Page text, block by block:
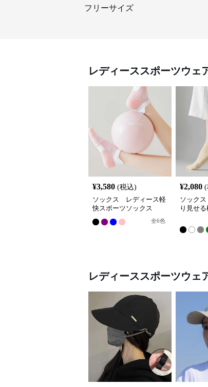
フリーサイズ
レディーススポーツウェ
¥3,580 (税込)
ソックス レディース軽
快スポーツソックス
全6色
¥2,080 (
ソック
り見せ
レディーススポーツウェ